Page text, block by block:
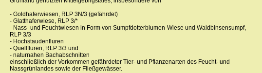
- Goldhaferwiesen, RLP 3N/3 (gefährdet)
- Glatthaferwiese, RLP 3/*
- Nass- und Feuchtwiesen in Form von Sumpfdotterblumen-Wiese und Waldbinsensumpf,
RLP 3/3
- Hochstaudenfluren
- Quellfluren, RLP 3/3 und
- naturnahen Bachabschnitten
einschließlich der Vorkommen gefährdeter Tier- und Pflanzenarten des Feucht- und
Nassgrünlandes sowie der Fließgewässer.